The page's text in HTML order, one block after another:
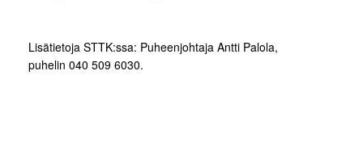
Lisätietoja STTK:ssa: Puheenjohtaja Antti Palola,
puhelin 040 509 6030.